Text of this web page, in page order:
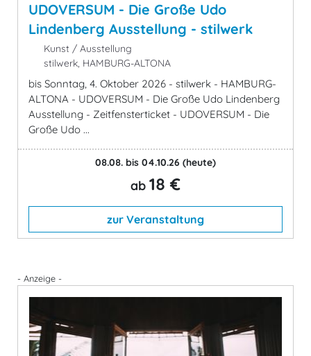
UDOVERSUM - Die Große Udo
Lindenberg Ausstellung - stilwerk
Kunst / Ausstellung
stilwerk, HAMBURG-ALTONA
bis Sonntag, 4. Oktober 2026 - stilwerk - HAMBURG-
ALTONA - UDOVERSUM - Die Große Udo Lindenberg
Ausstellung - Zeitfensterticket - UDOVERSUM - Die
Große Udo ...
08.08. bis 04.10.26 (heute)
ab 18 €
zur Veranstaltung
- Anzeige -